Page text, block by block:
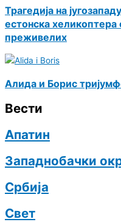
Трагедија на
естонска
преживелих
Алида и Борис
Вести
Апатин
Западнобачки
Србија
Свет